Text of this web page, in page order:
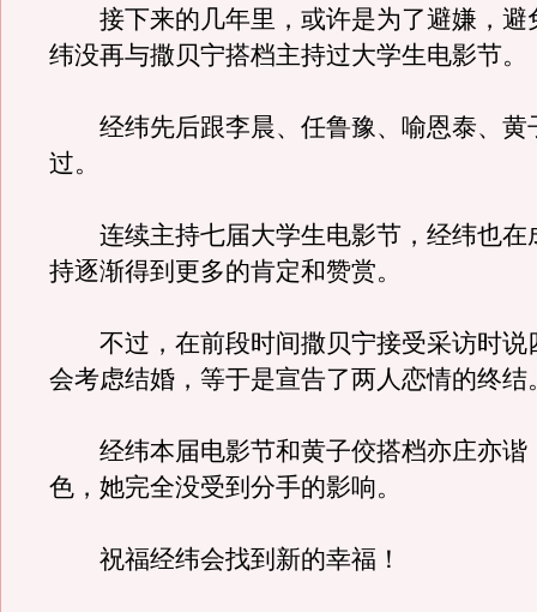
接下来的几年里，或许是为了避嫌，避
纬没再与撒贝宁搭档主持过大学生电影节。
经纬先后跟李晨、任鲁豫、喻恩泰、黄
过。
连续主持七届大学生电影节，经纬也在
持逐渐得到更多的肯定和赞赏。
不过，在前段时间撒贝宁接受采访时说
会考虑结婚，等于是宣告了两人恋情的终结
经纬本届电影节和黄子佼搭档亦庄亦谐
色，她完全没受到分手的影响。
祝福经纬会找到新的幸福！